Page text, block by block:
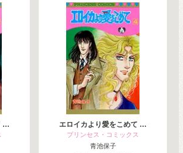
… エロイカより愛をこめて …
プリンセス・コミックス
青池保子